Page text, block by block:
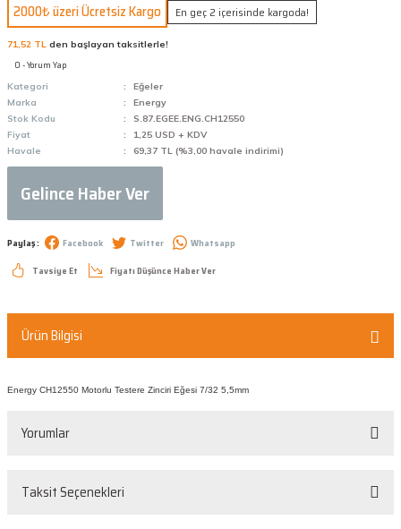
2000₺ üzeri Ücretsiz Kargo En geç 2 içerisinde kargoda!
71,52 TL den başlayan taksitlerle!
0 - Yorum Yap
Kategori
Eğeler
Marka
Energy
Stok Kodu
S.87.EGEE.ENG.CH12550
Fiyat
1,25 USD + KDV
Havale
69,37 TL (%3,00 havale indirimi)
Gelince Haber Ver
Paylaş : Facebook Twitter
Whatsapp
Tavsiye Et
Fiyatı Düşünce Haber Ver
Ürün Bilgisi
Energy CH12550 Motorlu Testere Zinciri Eğesi 7/32 5,5mm
Yorumlar
Taksit Seçenekleri